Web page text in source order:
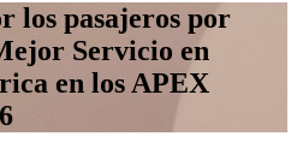
los pasajeros por
Servicio en
en los APEX